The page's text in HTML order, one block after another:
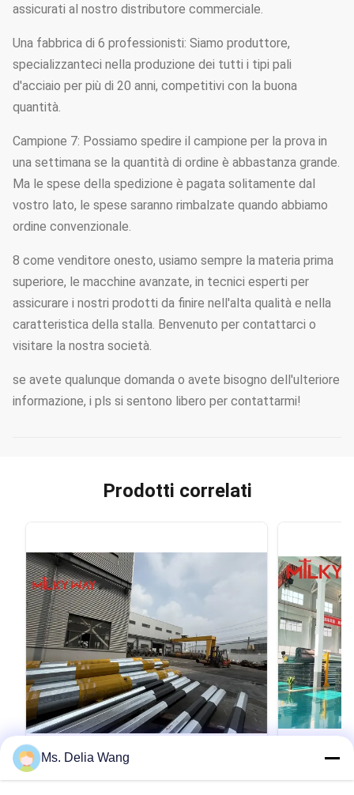
assicurati al nostro distributore commerciale.
Una fabbrica di 6 professionisti: Siamo produttore,
specializzanteci nella produzione dei tutti i tipi pali
d'acciaio per più di 20 anni, competitivi con la buona
quantità.
Campione 7: Possiamo spedire il campione per la prova in
una settimana se la quantità di ordine è abbastanza grande.
Ma le spese della spedizione è pagata solitamente dal
vostro lato, le spese saranno rimbalzate quando abbiamo
ordine convenzionale.
8 come venditore onesto, usiamo sempre la materia prima
superiore, le macchine avanzate, in tecnici esperti per
assicurare i nostri prodotti da finire nell'alta qualità e nella
caratteristica della stalla. Benvenuto per contattarci o
visitare la nostra società.
se avete qualunque domanda o avete bisogno dell'ulteriore
informazione, i pls si sentono libero per contattarmi!
Prodotti correlati
Conoid Multi Pyramidal Columniform
80FT 3
Ms. Delia Wang